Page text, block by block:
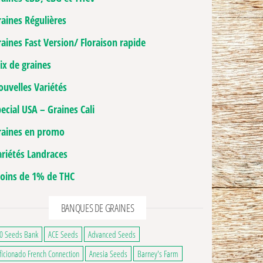
du produit
Régulières
Fast Version/ Floraison rapide
de graines
Variétés
USA – Graines Cali
en promo
Landraces
de 1% de THC
BANQUES DE GRAINES
Seeds Bank ACE Seeds
Advanced Seeds
French Connection
Anesia Seeds
Barney's Farm